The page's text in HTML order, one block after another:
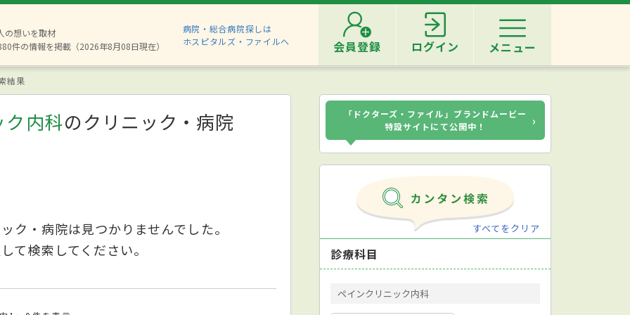
の想いを取材
件の情報を掲載（2026年8月08日現在）
病院・総合病院探しは
ホスピタルズ・ファイルへ
会員登録 ログイン メニュー
結果
内科のクリニック・病院
ク・病院は見つかりませんでした。
て検索してください。
「ドクターズ・ファイル」ブランドムービー
特設サイトにて公開中！
›
すべてをクリア
診療科目
ペインクリニック内科